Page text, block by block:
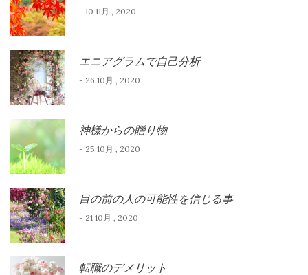
- 10 11月 , 2020
エニアグラムで自己分析
- 26 10月 , 2020
神様からの贈り物
- 25 10月 , 2020
目の前の人の可能性を信じる事
- 21 10月 , 2020
転職のデメリット